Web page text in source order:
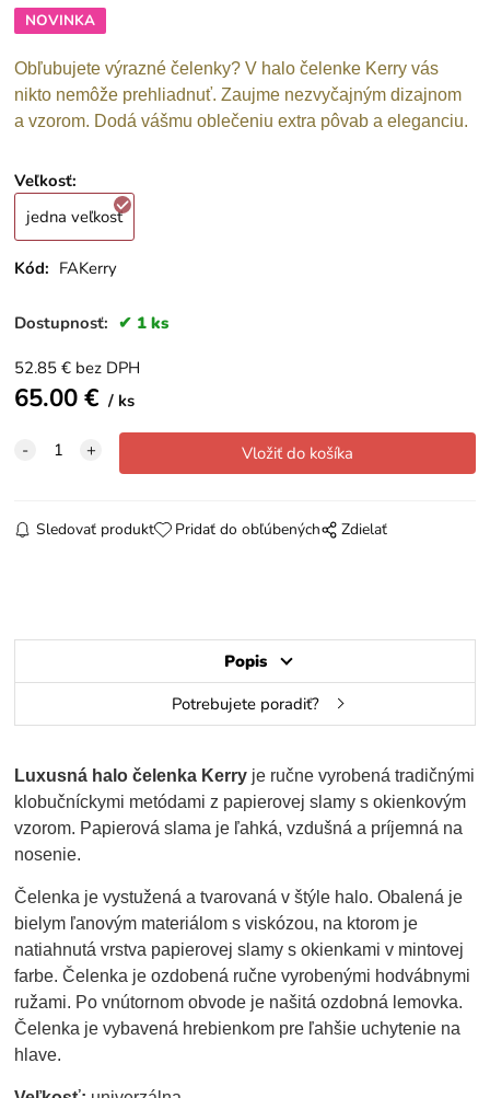
NOVINKA
Obľubujete výrazné čelenky? V halo čelenke Kerry vás
nikto nemôže prehliadnuť. Zaujme nezvyčajným dizajnom
a vzorom. Dodá vášmu oblečeniu extra pôvab a eleganciu.
Veľkosť:
jedna veľkosť
Kód: FAKerry
Dostupnosť: 1 ks
52.85 € bez DPH
65.00€ ks
Sledovať produkt Pridať do obľúbených Zdielať
Popis
Potrebujete poradiť?
Luxusná halo čelenka Kerry je ručne vyrobená tradičnými
klobučníckymi metódami z papierovej slamy s okienkovým
vzorom. Papierová slama je ľahká, vzdušná a príjemná na
nosenie.
Čelenka je vystužená a tvarovaná v štýle halo. Obalená je
bielym ľanovým materiálom s viskózou, na ktorom je
natiahnutá vrstva papierovej slamy s okienkami v mintovej
farbe. Čelenka je ozdobená ručne vyrobenými hodvábnymi
ružami. Po vnútornom obvode je našitá ozdobná lemovka.
Čelenka je vybavená hrebienkom pre ľahšie uchytenie na
hlave.